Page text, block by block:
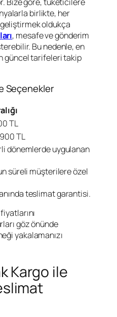
birlikte, her
oldukça
, mesafe ve gönderim
Bu nedenle, en
güncel tarifeleri takip
Seçenekler
TL
TL
dönemlerde uygulanan
süreli müşterilere özel
teslimat garantisi.
göz önünde
yakalamanızı
Kargo ile